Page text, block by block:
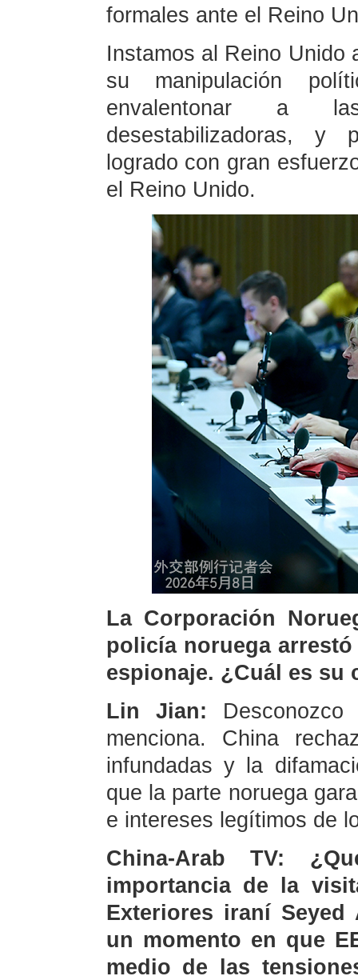
formales ante el Reino
Instamos al Reino Unido
su manipulación
envalentonar a
desestabilizadoras, y
logrado con gran
el Reino Unido.
La Corporación
policía noruega
espionaje. ¿Cuál es
Lin Jian:
menciona. China
infundadas y la
que la parte noruega
e intereses legítimos de
China-Arab TV:
importancia de la
Exteriores iraní
un momento en que
medio de las